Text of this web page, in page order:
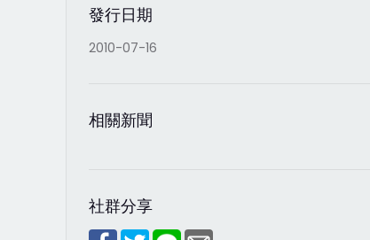
發行日期
2010-07-16
相關新聞
社群分享